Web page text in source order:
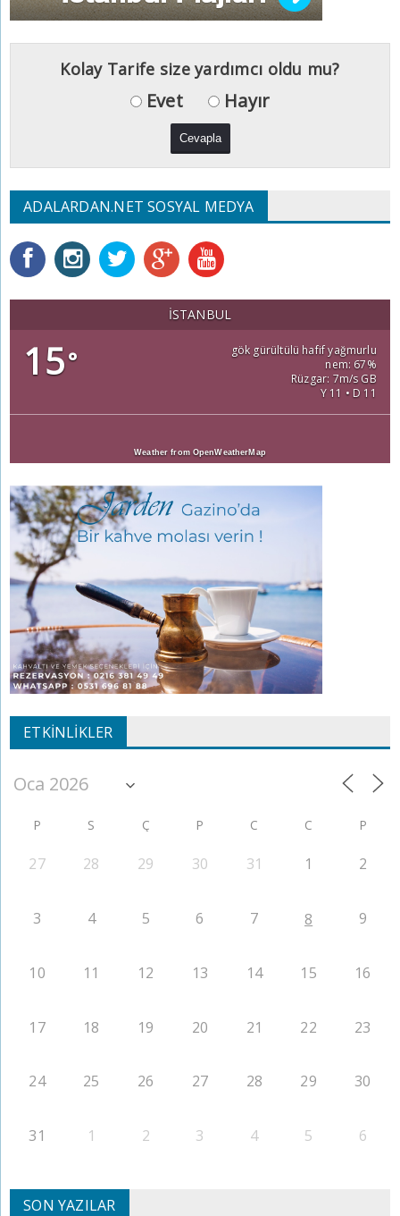
Kolay Tarife size yardımcı oldu mu?
Evet Hayır
ADALARDAN.NET SOSYAL MEDYA
İSTANBUL
15°
gök gürültülü hafif yağmurlu
nem: 67%
Rüzgar: 7m/s GB
Y 11 • D 11
Weather from OpenWeatherMap
ETKINLIKLER
P S Ç P C C P
27 28 29 30 31 1 2
3 4 5 6 7 8 9
10 11 12 13 14 15 16
17 18 19 20 21 22 23
24 25 26 27 28 29 30
31 1 2 3 4 5 6
SON YAZILAR